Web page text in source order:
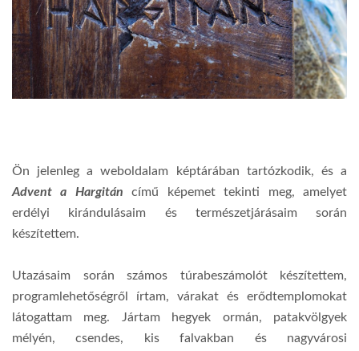
Ön jelenleg a weboldalam képtárában tartózkodik, és a
Advent a Hargitán című képemet tekinti meg, amelyet
erdélyi kirándulásaim és természetjárásaim során
készítettem.
Utazásaim során számos túrabeszámolót készítettem,
programlehetőségről írtam, várakat és erődtemplomokat
látogattam meg. Jártam hegyek ormán, patakvölgyek
mélyén, csendes, kis falvakban és nagyvárosi